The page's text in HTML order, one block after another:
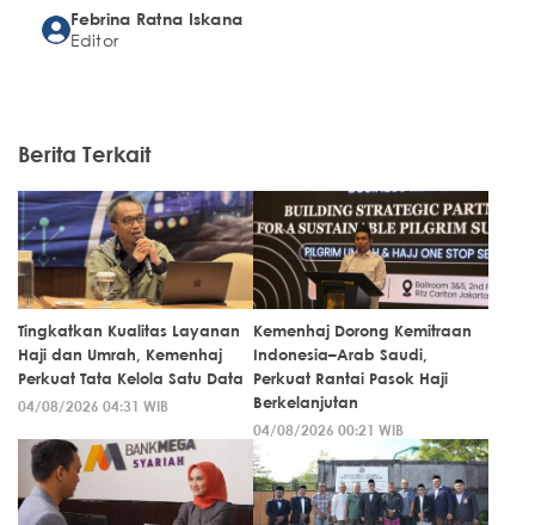
Febrina Ratna Iskana
Editor
Berita Terkait
Tingkatkan Kualitas Layanan
Haji dan Umrah, Kemenhaj
Perkuat Tata Kelola Satu Data
04/08/2026 04:31 WIB
Kemenhaj Dorong Kemitraan
Indonesia–Arab Saudi,
Perkuat Rantai Pasok Haji
Berkelanjutan
04/08/2026 00:21 WIB